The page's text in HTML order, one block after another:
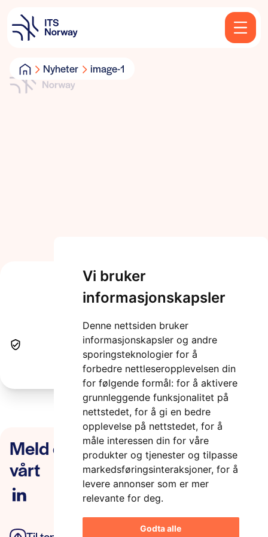
Vi bruker
informasjonskapsler
Denne nettsiden bruker
informasjonskapsler og andre
sporingsteknologier for å
forbedre nettleseropplevelsen din
for følgende formål: for å aktivere
grunnleggende funksjonalitet på
nettstedet, for å gi en bedre
opplevelse på nettstedet, for å
måle interessen din for våre
produkter og tjenester og tilpasse
markedsføringsinteraksjoner, for å
levere annonser som er mer
relevante for deg.
Godta alle
Nyheter image-1
image-1
2 minutter
Meld deg på nyhetsbrevet
vårt